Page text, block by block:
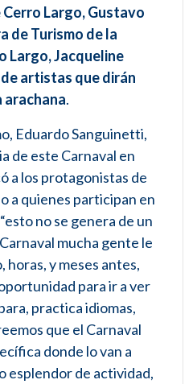
Largo, Gustavo
de Turismo de la
Largo, Jacqueline
artistas que dirán
arachana.
Eduardo Sanguinetti,
de este Carnaval en
a los protagonistas de
a quienes participan en
no se genera de un
mucha gente le
horas, y meses antes,
para ir a ver
practica idiomas,
que el Carnaval
donde lo van a
esplendor de actividad,